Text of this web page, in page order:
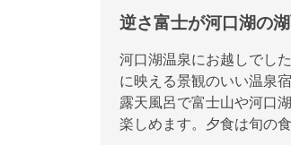
逆さ富士が河口湖の
河口湖温泉にお越しでし
に映える景観のいい温泉
露天風呂で富士山や河口
楽しめます。夕食は旬の